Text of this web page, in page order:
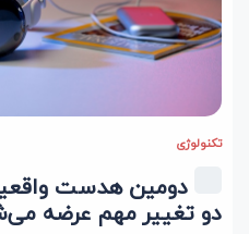
تکنولوژی
دومین هدست
دو تغییر مهم عرضه